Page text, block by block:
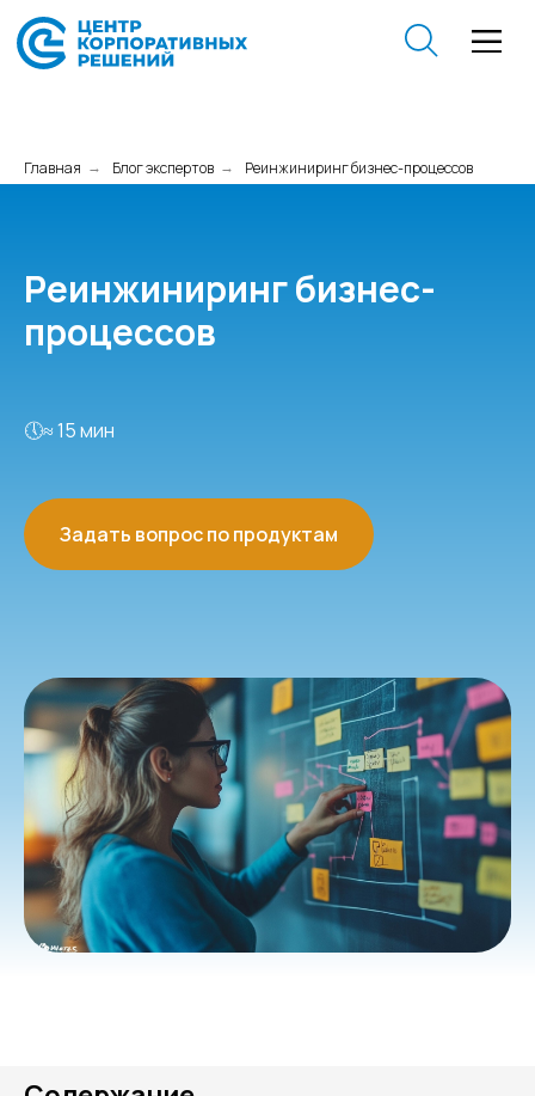
Главная → Блог экспертов → Реинжиниринг бизнес-процессов
Реинжиниринг бизнес-
процессов
🕔≈ 15 мин
Задать вопрос по продуктам